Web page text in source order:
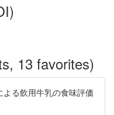
13 favorites)
る飲用牛乳の食味評価